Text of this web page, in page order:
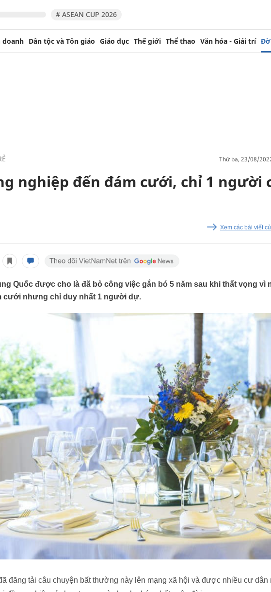
# ASEAN CUP 2026
doanh Dân tộc và Tôn giáo Giáo dục Thế giới Thể thao Văn hóa - Giải trí
thứ ba, 23/08/
nghiệp đến đám cưới, chỉ 1 người
Xem các bài viết
Quốc được cho là đã bỏ công việc gắn bó 5 năm sau khi thất vọng vì
cưới nhưng chỉ duy nhất 1 người dự.
đăng tải câu chuyện bất thường này lên mạng xã hội và được nhiều cư dân